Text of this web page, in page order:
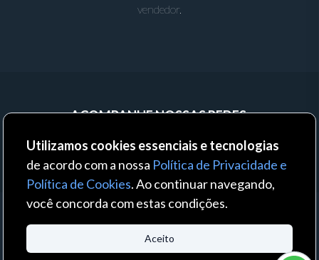
vendedor.
ACOMPANHE NOSSAS REDES:
Utilizamos cookies essenciais e tecnologias
de acordo com a nossa Política de Privacidade e
Política de Cookies. Ao continuar navegando,
você concorda com estas condições.
Aceito